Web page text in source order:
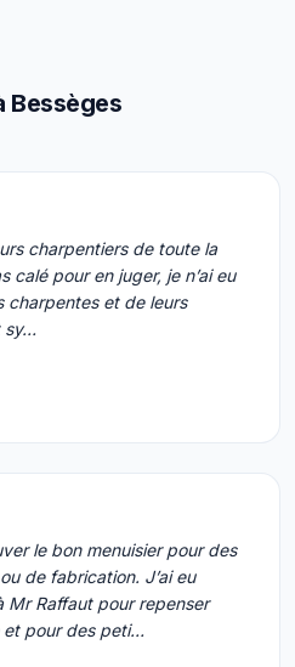
Bessèges
charpentiers de toute la
calé pour en juger, je n’ai eu
charpentes et de leurs
sy…
le bon menuisier pour des
de fabrication. J’ai eu
Mr Raffaut pour repenser
et pour des peti…